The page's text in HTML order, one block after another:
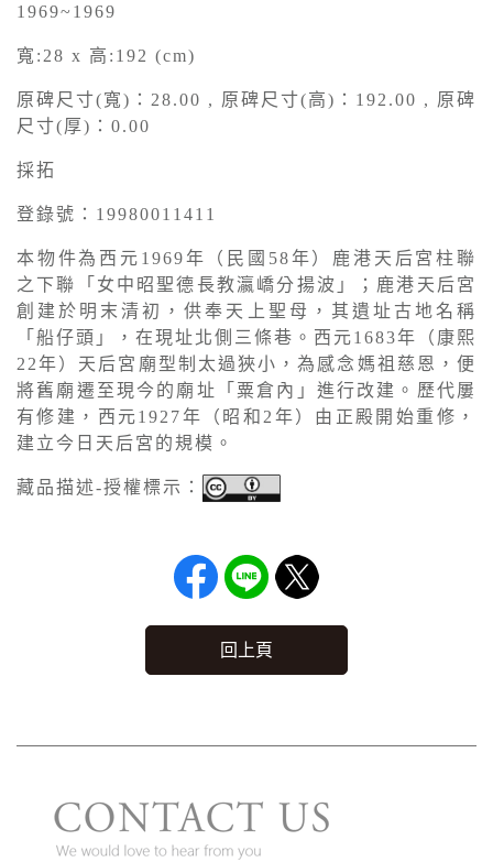
1969~1969
寬:28 x 高:192 (cm)
原碑尺寸(寬)：28.00 , 原碑尺寸(高)：192.00 , 原碑
尺寸(厚)：0.00
採拓
登錄號：19980011411
本物件為西元1969年（民國58年）鹿港天后宮柱聯
之下聯「女中昭聖德長教瀛嶠分揚波」；鹿港天后宮
創建於明末清初，供奉天上聖母，其遺址古地名稱
「船仔頭」，在現址北側三條巷。西元1683年（康熙
22年）天后宮廟型制太過狹小，為感念媽祖慈恩，便
將舊廟遷至現今的廟址「粟倉內」進行改建。歷代屢
有修建，西元1927年（昭和2年）由正殿開始重修，
建立今日天后宮的規模。
藏品描述-授權標示：
回上頁